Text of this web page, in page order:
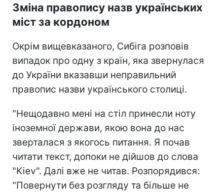
Зміна правопису назв українських
міст за кордоном
Окрім вищевказаного, Сибіга розповів
випадок про одну з країн, яка звернулася
до України вказавши неправильний
правопис назви українського столиці.
"Нещодавно мені на стіл принесли ноту
іноземної держави, якою вона до нас
зверталася з якогось питання. Я почав
читати текст, допоки не дійшов до слова
"Kiev". Далі вже не читав. Розпорядився:
"Повернути без розгляду та більше не